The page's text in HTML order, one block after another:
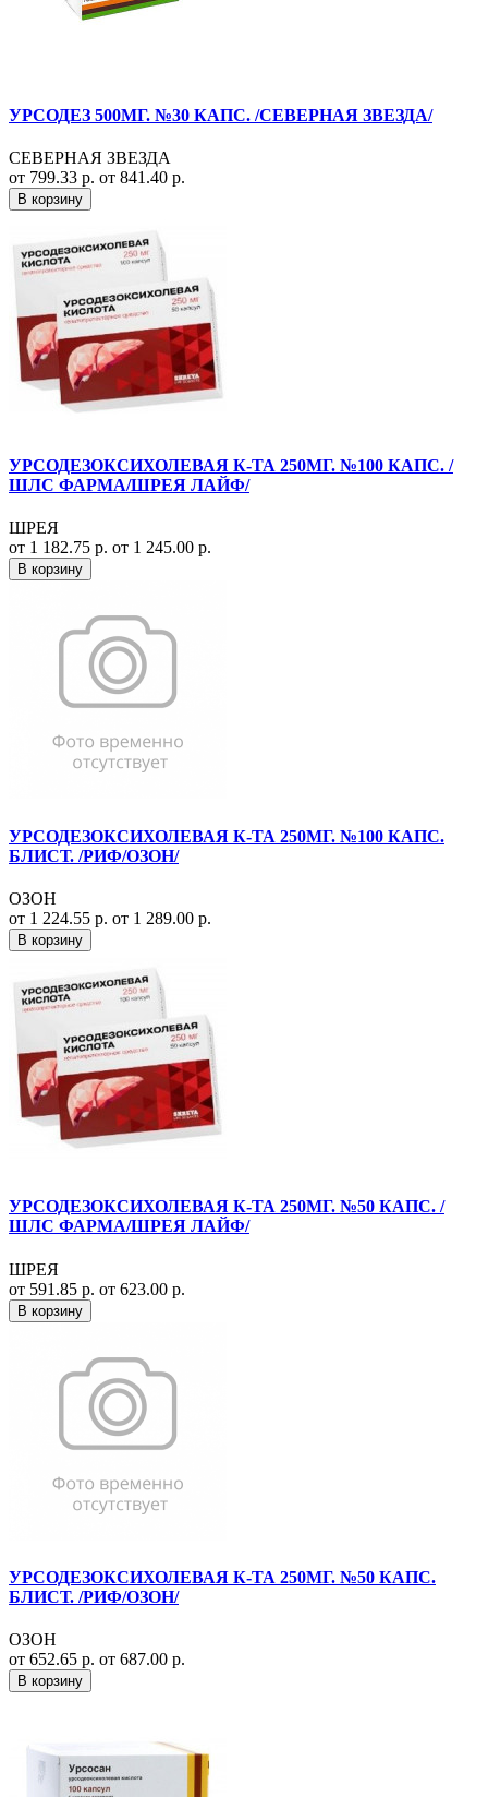
УРСОДЕЗ 500МГ. №30 КАПС. /СЕВЕРНАЯ ЗВЕЗДА/
СЕВЕРНАЯ ЗВЕЗДА
от 799.33 р. от 841.40 р.
В корзину
УРСОДЕЗОКСИХОЛЕВАЯ К-ТА 250МГ. №100 КАПС. /
ШЛС ФАРМА/ШРЕЯ ЛАЙФ/
ШРЕЯ
от 1 182.75 р. от 1 245.00 р.
В корзину
УРСОДЕЗОКСИХОЛЕВАЯ К-ТА 250МГ. №100 КАПС.
БЛИСТ. /РИФ/ОЗОН/
ОЗОН
от 1 224.55 р. от 1 289.00 р.
В корзину
УРСОДЕЗОКСИХОЛЕВАЯ К-ТА 250МГ. №50 КАПС. /
ШЛС ФАРМА/ШРЕЯ ЛАЙФ/
ШРЕЯ
от 591.85 р. от 623.00 р.
В корзину
УРСОДЕЗОКСИХОЛЕВАЯ К-ТА 250МГ. №50 КАПС.
БЛИСТ. /РИФ/ОЗОН/
ОЗОН
от 652.65 р. от 687.00 р.
В корзину